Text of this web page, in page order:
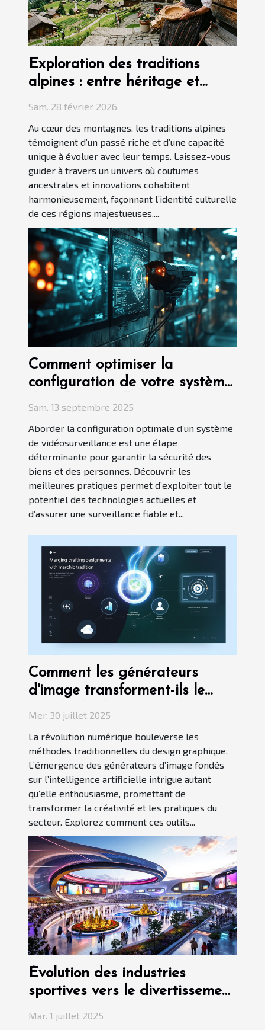
Exploration des traditions
alpines : entre héritage et
modernité
Sam. 28 février 2026
Au cœur des montagnes, les traditions alpines
témoignent d’un passé riche et d’une capacité
unique à évoluer avec leur temps. Laissez-vous
guider à travers un univers où coutumes
ancestrales et innovations cohabitent
harmonieusement, façonnant l’identité culturelle
de ces régions majestueuses....
Comment optimiser la
configuration de votre système
de vidéosurveillance ?
Sam. 13 septembre 2025
Aborder la configuration optimale d’un système
de vidéosurveillance est une étape
déterminante pour garantir la sécurité des
biens et des personnes. Découvrir les
meilleures pratiques permet d’exploiter tout le
potentiel des technologies actuelles et
d’assurer une surveillance fiable et...
Comment les générateurs
d'image transforment-ils le
Mer. 30 juillet 2025
La révolution numérique bouleverse les
méthodes traditionnelles du design graphique.
L’émergence des générateurs d’image fondés
sur l’intelligence artificielle intrigue autant
qu’elle enthousiasme, promettant de
transformer la créativité et les pratiques du
secteur. Explorez comment ces outils...
Évolution des industries
sportives vers le divertissement
Mar. 1 juillet 2025